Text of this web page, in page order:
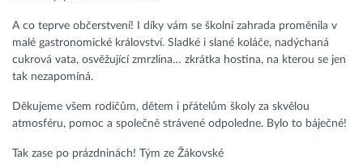
A co teprve občerstvení! I díky vám se školní zahrada proměnila v
malé gastronomické království. Sladké i slané koláče, nadýchaná
cukrová vata, osvěžující zmrzlina… zkrátka hostina, na kterou se jen
tak nezapomíná.
Děkujeme všem rodičům, dětem i přátelům školy za skvělou
atmosféru, pomoc a společně strávené odpoledne. Bylo to báječné!
Tak zase po prázdninách! Tým ze Žákovské